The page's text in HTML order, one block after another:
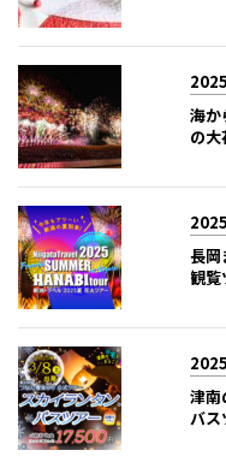
海か
の
長岡
観覧
津南
バス